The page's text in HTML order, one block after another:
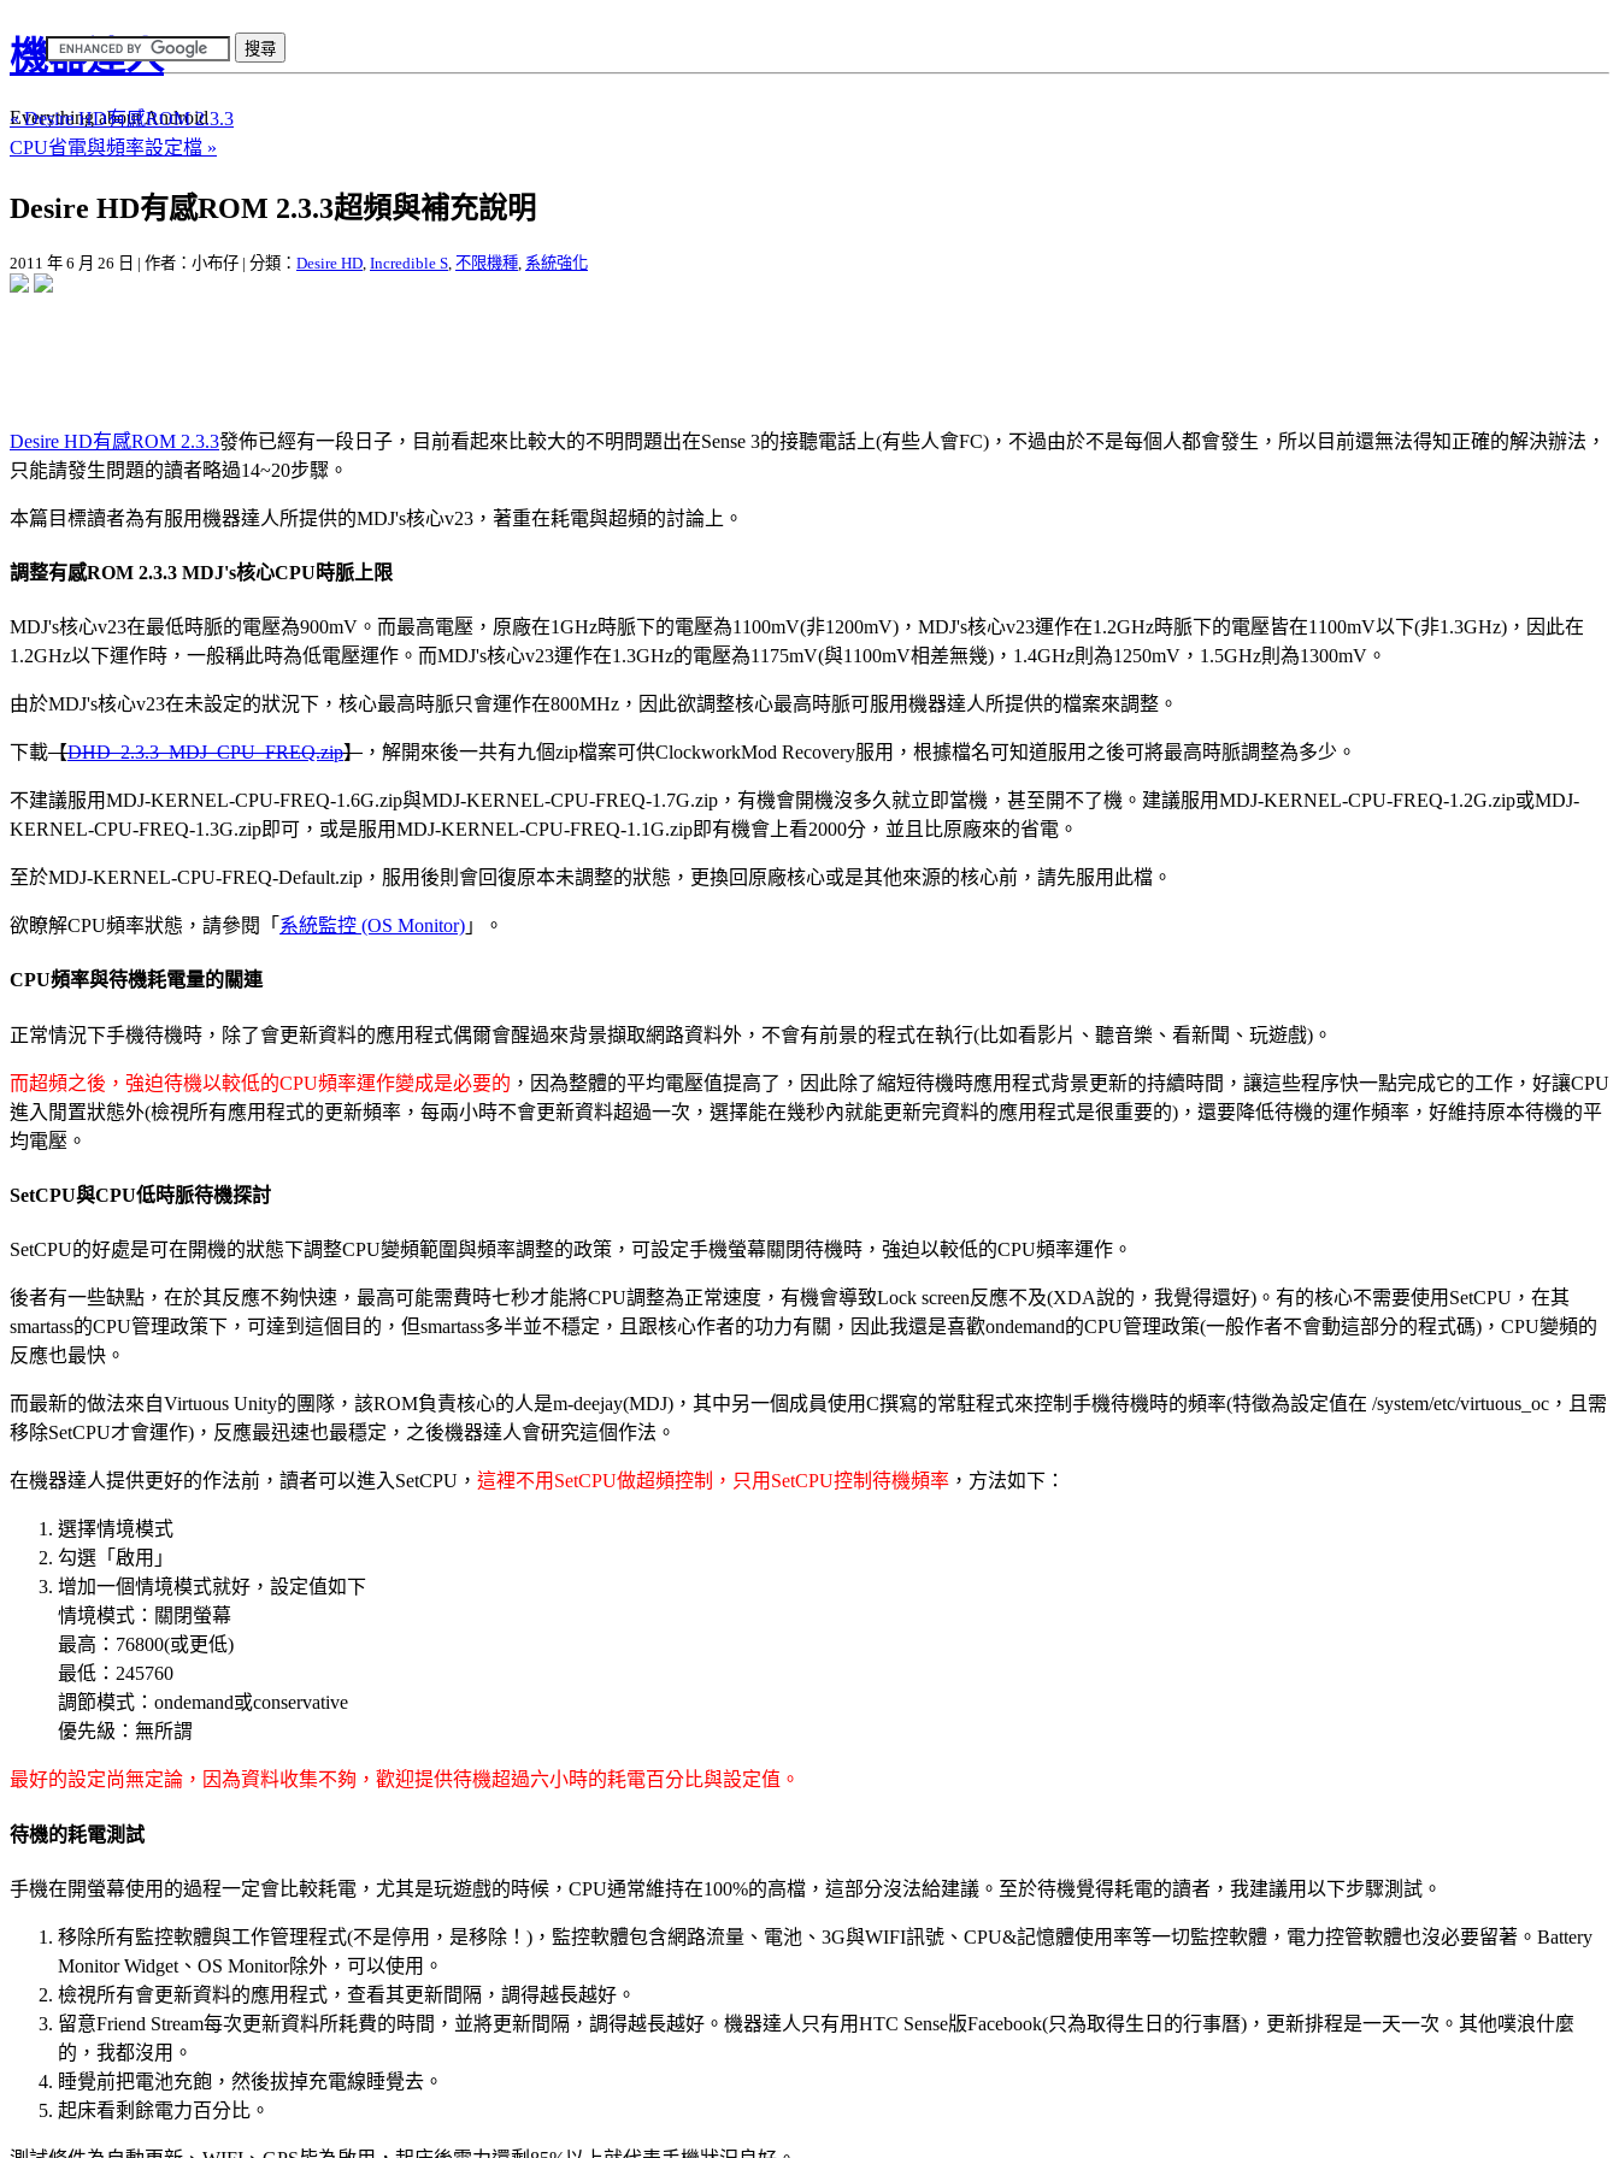
機器達人
Everything about Android
« Desire HD有感ROM 2.3.3
CPU省電與頻率設定檔 »
Desire HD有感ROM 2.3.3超頻與補充說明
2011 年 6 月 26 日 | 作者：小布仔 | 分類： Desire HD Incredible S 不限機種 系統強化
Desire HD有感ROM 2.3.3發佈已經有一段日子，目前看起來比較大的不明問題出在Sense 3的接聽電話上(有些人會FC)，不過由於不是每個人都會發生，所以目前還無法得知正確的解決辦法，
只能請發生問題的讀者略過14~20步驟。
本篇目標讀者為有服用機器達人所提供的MDJ's核心v23，著重在耗電與超頻的討論上。
調整有感ROM 2.3.3 MDJ's核心CPU時脈上限
MDJ's核心v23在最低時脈的電壓為900mV。而最高電壓，原廠在1GHz時脈下的電壓為1100mV(非1200mV)，MDJ's核心v23運作在1.2GHz時脈下的電壓皆在1100mV以下(非1.3GHz)，因此在
1.2GHz以下運作時，一般稱此時為低電壓運作。而MDJ's核心v23運作在1.3GHz的電壓為1175mV(與1100mV相差無幾)，1.4GHz則為1250mV，1.5GHz則為1300mV。
由於MDJ's核心v23在未設定的狀況下，核心最高時脈只會運作在800MHz，因此欲調整核心最高時脈可服用機器達人所提供的檔案來調整。
下載【DHD_2.3.3_MDJ_CPU_FREQ.zip】 ，解開來後一共有九個zip檔案可供ClockworkMod Recovery服用，根據檔名可知道服用之後可將最高時脈調整為多少。
不建議服用MDJ-KERNEL-CPU-FREQ-1.6G.zip與MDJ-KERNEL-CPU-FREQ-1.7G.zip，有機會開機沒多久就立即當機，甚至開不了機。建議服用MDJ-KERNEL-CPU-FREQ-1.2G.zip或MDJ-
KERNEL-CPU-FREQ-1.3G.zip即可，或是服用MDJ-KERNEL-CPU-FREQ-1.1G.zip即有機會上看2000分，並且比原廠來的省電。
至於MDJ-KERNEL-CPU-FREQ-Default.zip，服用後則會回復原本未調整的狀態，更換回原廠核心或是其他來源的核心前，請先服用此檔。
欲瞭解CPU頻率狀態，請參閱「 系統監控 (OS Monitor) 」。
CPU頻率與待機耗電量的關連
正常情況下手機待機時，除了會更新資料的應用程式偶爾會醒過來背景擷取網路資料外，不會有前景的程式在執行(比如看影片、聽音樂、看新聞、玩遊戲)。
而超頻之後，強迫待機以較低的CPU頻率運作變成是必要的 ，因為整體的平均電壓值提高了，因此除了縮短待機時應用程式背景更新的持續時間，讓這些程序快一點完成它的工作，好讓CPU
進入閒置狀態外(檢視所有應用程式的更新頻率，每兩小時不會更新資料超過一次，選擇能在幾秒內就能更新完資料的應用程式是很重要的)，還要降低待機的運作頻率，好維持原本待機的平
均電壓。
SetCPU與CPU低時脈待機探討
SetCPU的好處是可在開機的狀態下調整CPU變頻範圍與頻率調整的政策，可設定手機螢幕關閉待機時，強迫以較低的CPU頻率運作。
後者有一些缺點，在於其反應不夠快速，最高可能需費時七秒才能將CPU調整為正常速度，有機會導致Lock screen反應不及(XDA說的，我覺得還好)。有的核心不需要使用SetCPU，在其
smartass的CPU管理政策下，可達到這個目的，但smartass多半並不穩定，且跟核心作者的功力有關，因此我還是喜歡ondemand的CPU管理政策(一般作者不會動這部分的程式碼)，CPU變頻的
反應也最快。
而最新的做法來自Virtuous Unity的團隊，該ROM負責核心的人是m-deejay(MDJ)，其中另一個成員使用C撰寫的常駐程式來控制手機待機時的頻率(特徵為設定值在 /system/etc/virtuous_oc，且需
移除SetCPU才會運作)，反應最迅速也最穩定，之後機器達人會研究這個作法。
在機器達人提供更好的作法前，讀者可以進入SetCPU， 這裡不用SetCPU做超頻控制，只用SetCPU控制待機頻率 ，方法如下：
選擇情境模式
勾選「啟用」
增加一個情境模式就好，設定值如下
情境模式：關閉螢幕
最高：76800(或更低)
最低：245760
調節模式：ondemand或conservative
優先級：無所謂
最好的設定尚無定論，因為資料收集不夠，歡迎提供待機超過六小時的耗電百分比與設定值。
待機的耗電測試
手機在開螢幕使用的過程一定會比較耗電，尤其是玩遊戲的時候，CPU通常維持在100%的高檔，這部分沒法給建議。至於待機覺得耗電的讀者，我建議用以下步驟測試。
移除所有監控軟體與工作管理程式(不是停用，是移除！)，監控軟體包含網路流量、電池、3G與WIFI訊號、CPU&記憶體使用率等一切監控軟體，電力控管軟體也沒必要留著。Battery
Monitor Widget、OS Monitor除外，可以使用。
檢視所有會更新資料的應用程式，查看其更新間隔，調得越長越好。
留意Friend Stream每次更新資料所耗費的時間，並將更新間隔，調得越長越好。機器達人只有用HTC Sense版Facebook(只為取得生日的行事曆)，更新排程是一天一次。其他噗浪什麼
的，我都沒用。
睡覺前把電池充飽，然後拔掉充電線睡覺去。
起床看剩餘電力百分比。